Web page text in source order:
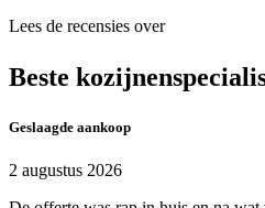
Lees de recensies over
Beste
Geslaagde aankoop
2 augustus 2026